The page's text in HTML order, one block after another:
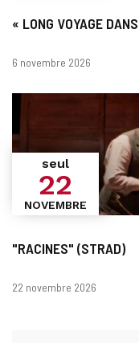
« LONG VOYAGE
Dates
6 novembre 2026
"RACINES" (STRAD)
seul
22
NOVEMBRE
Dates
22 novembre 2026